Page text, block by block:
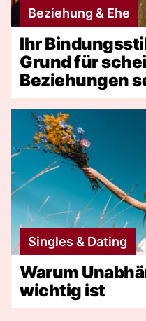
Beziehung & Ehe
Ihr
Grund für
Beziehungen
Singles & Dating
Warum
wichtig ist